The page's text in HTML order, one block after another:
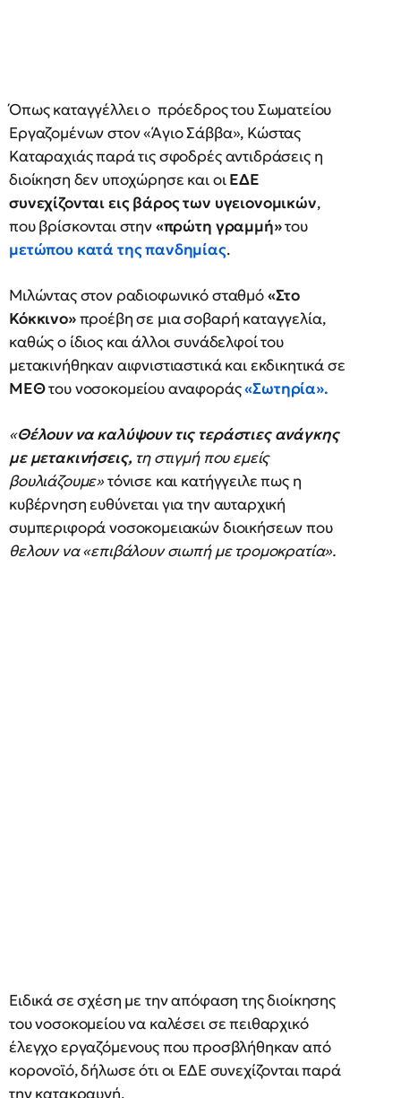
Όπως καταγγέλλει ο πρόεδρος του Σωματείου
Εργαζομένων στον «Άγιο Σάββα», Κώστας
Καταραχιάς παρά τις σφοδρές αντιδράσεις η
διοίκηση δεν υποχώρησε και οιΕΔΕ
συνεχίζονται εις βάρος των υγειονομικών,
που βρίσκονται στην«πρώτη γραμμή»του
μετώπου κατά της πανδημίας.
Μιλώντας στον ραδιοφωνικό σταθμό«Στο
Κόκκινο»προέβη σε μια σοβαρή καταγγελία,
καθώς ο ίδιος και άλλοι συνάδελφοί του
μετακινήθηκαν αιφνιστιαστικά και εκδικητικά σε
ΜΕΘτου νοσοκομείου αναφοράς«Σωτηρία».
«Θέλουν να καλύψουν τις τεράστιες ανάγκης
με μετακινήσεις, τη στιγμή που εμείς
βουλιάζουμε»τόνισε και κατήγγειλε πως η
κυβέρνηση ευθύνεται για την αυταρχική
συμπεριφορά νοσοκομειακών διοικήσεων που
θελουν να «επιβάλουν σιωπή με τρομοκρατία».
Ειδικά σε σχέση με την απόφαση της διοίκησης
του νοσοκομείου να καλέσει σε πειθαρχικό
έλεγχο εργαζόμενους που προσβλήθηκαν από
κορονοϊό, δήλωσε ότι οι ΕΔΕ συνεχίζονται παρά
την κατακραυγή.